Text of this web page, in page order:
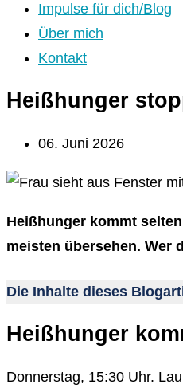
Impulse für dich/Blog
Über mich
Kontakt
Heißhunger
06. Juni 2026
Heißhunger kommt
meisten übersehen. Wer
Die Inhalte dieses
Heißhunger
Donnerstag, 15:30 Uhr.